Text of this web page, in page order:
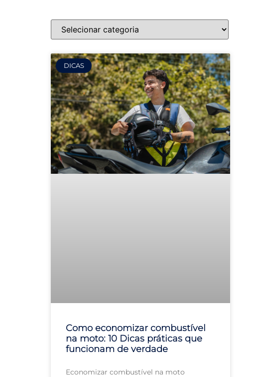
DICAS
Como economizar combustível
na moto: 10 Dicas práticas que
funcionam de verdade
Economizar combustível na moto